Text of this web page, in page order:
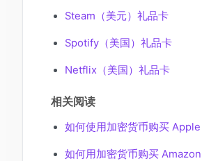
Steam（美元）礼品卡
Spotify（美国）礼品卡
Netflix（美国）礼品卡
相关阅读
如何使用加密货币购买
如何用加密货币购买